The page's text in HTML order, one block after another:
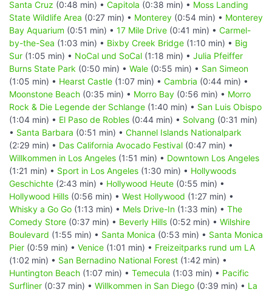
Santa Cruz (0:48 min) • Capitola (0:38 min) • Moss Landing
State Wildlife Area (0:27 min) • Monterey (0:54 min) • Monterey
Bay Aquarium (0:51 min) • 17 Mile Drive (0:41 min) • Carmel-
by-the-Sea (1:03 min) • Bixby Creek Bridge (1:10 min) • Big
Sur (1:05 min) • NoCal und SoCal (1:18 min) • Julia Pfeiffer
Burns State Park (0:50 min) • Wale (0:55 min) • San Simeon
(1:05 min) • Hearst Castle (1:07 min) • Cambria (0:44 min) •
Moonstone Beach (0:35 min) • Morro Bay (0:56 min) • Morro
Rock & Die Legende der Schlange (1:40 min) • San Luis Obispo
(1:04 min) • El Paso de Robles (0:44 min) • Solvang (0:31 min)
• Santa Barbara (0:51 min) • Channel Islands Nationalpark
(2:29 min) • Das California Avocado Festival (0:47 min) •
Willkommen in Los Angeles (1:51 min) • Downtown Los Angeles
(1:21 min) • Sport in Los Angeles (1:30 min) • Hollywoods
Geschichte (2:43 min) • Hollywood Heute (0:55 min) •
Hollywood Hills (0:56 min) • West Hollywood (1:27 min) •
Whisky a Go Go (1:13 min) • Mels Drive-In (1:33 min) • The
Comedy Store (0:37 min) • Beverly Hills (0:52 min) • Wilshire
Boulevard (1:55 min) • Santa Monica (0:53 min) • Santa Monica
Pier (0:59 min) • Venice (1:01 min) • Freizeitparks rund um LA
(1:02 min) • San Bernadino National Forest (1:42 min) •
Huntington Beach (1:07 min) • Temecula (1:03 min) • Pacific
Surfliner (0:37 min) • Willkommen in San Diego (0:39 min) • La